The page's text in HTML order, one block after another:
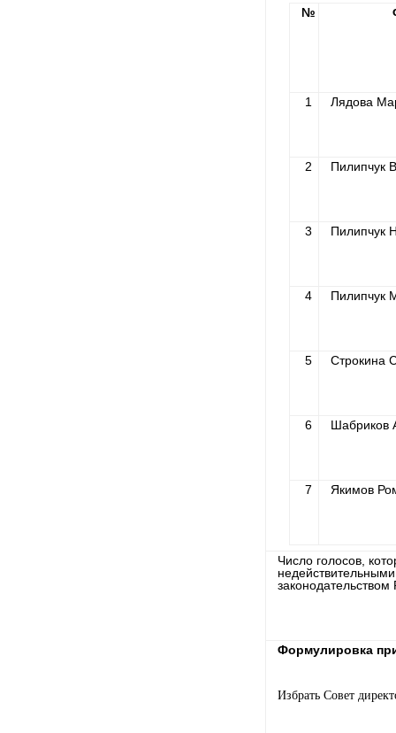
№
1 Лядова
2 Пилипчук
3 Пилипчук
4 Пилипчук
5 Строкина
6 Шабриков
7 Якимов
Число голосов,
Формулировка
Избрать Совет